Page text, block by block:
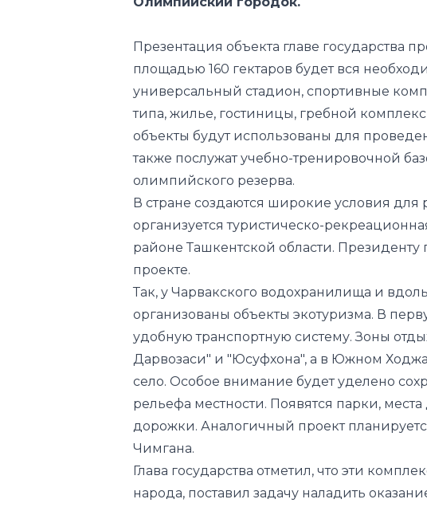
площадью 160 гектаров будет вся
типа, жилье, гостиницы, гребной
объекты будут использованы для
также послужат учебно-тренировочной
олимпийского резерва.
В стране создаются широкие условия для
организуется туристическо-
районе Ташкентской области. Президенту
проекте.
Так, у Чарвакского водохранилища и
организованы объекты экотуризма. В
удобную транспортную систему. Зоны
Дарвозаси" и "Юсуфхона", а в Южном
село. Особое внимание будет уделено
рельефа местности. Появятся парки,
дорожки. Аналогичный проект
Чимгана.
Глава государства отметил, что эти
народа, поставил задачу наладить
Рассмотрена также проектная концепция
счет сопредельной территории,
инфраструктурой и транспортным